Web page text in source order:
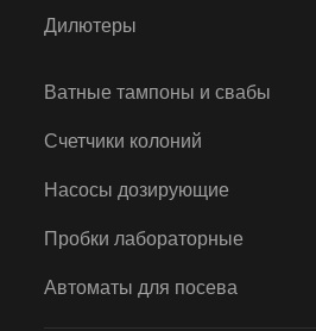
Дилютеры
Ватные тампоны и свабы
Счетчики колоний
Насосы дозирующие
Пробки лабораторные
Автоматы для посева